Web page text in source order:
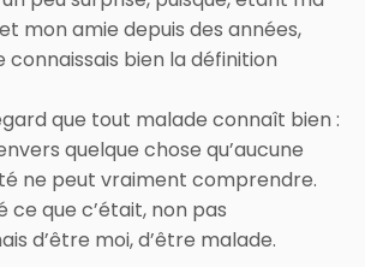
mon amie depuis des années,
connaissais bien la définition
que tout malade connaît bien :
quelque chose qu’aucune
ne peut vraiment comprendre.
ce que c’était, non pas
d’être moi, d’être malade.